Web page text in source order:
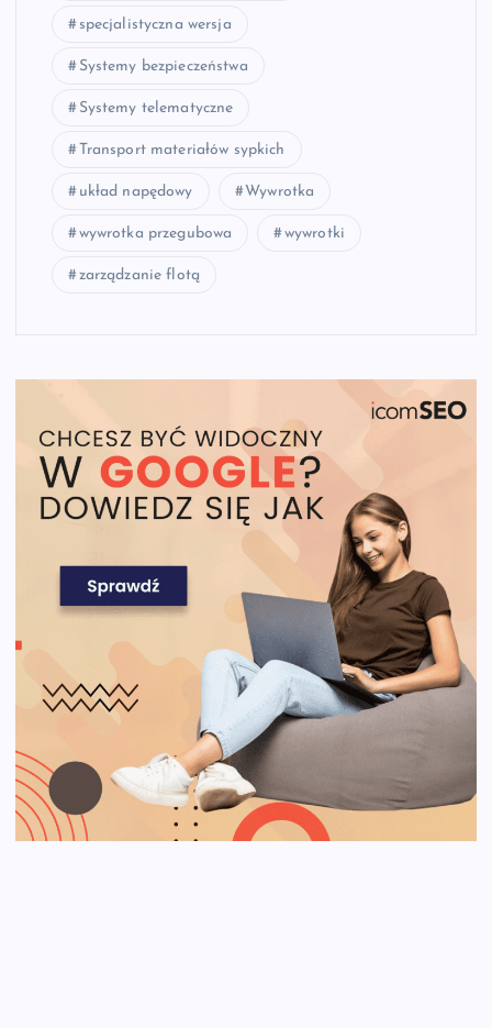
specjalistyczna wersja
Systemy bezpieczeństwa
Systemy telematyczne
Transport materiałów sypkich
układ napędowy Wywrotka
wywrotka przegubowa wywrotki
zarządzanie flotą